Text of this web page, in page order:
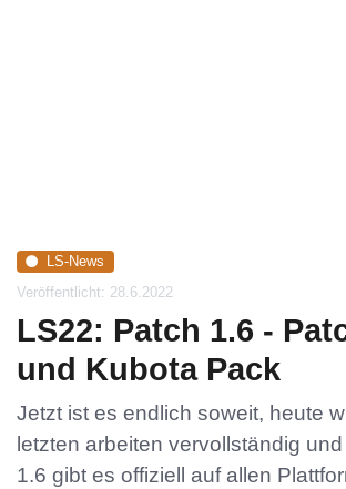
LS-News
Veröffentlicht: 28.6.2022
LS22: Patch 1.6 -
und Kubota Pack
Jetzt ist es endlich soweit, heute
letzten arbeiten vervollständig
1.6 gibt es offiziell auf allen